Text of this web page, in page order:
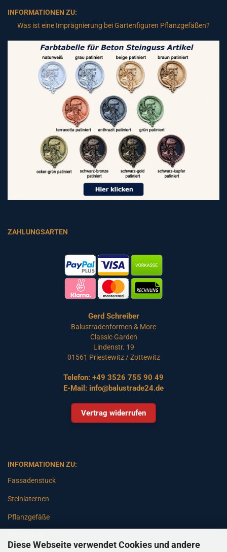
Diese Webseite verwendet Cookies und andere
INFORMATIONEN ZU:
Was ist eine Imprägnierung bei Gartenfiguren Pflanzgefäßen?
ZAHLUNGSARTEN
Gerd Schreiber
Balustradenformen & More
Classic Garden
Lindenstr. 19
01561 Priestewitz / Zottewitz
Telefon: +49 3526 755 90 49
E-Mail: info@balustrade24.de
Vertrag widerrufen
INFORMATIONEN ZU:
Fassadenstuck
Steinlaternen
Pflanzgefäße